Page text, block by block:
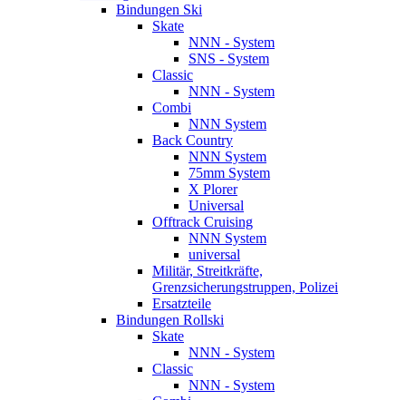
Bindungen Ski
Skate
NNN - System
SNS - System
Classic
NNN - System
Combi
NNN System
Back Country
NNN System
75mm System
X Plorer
Universal
Offtrack Cruising
NNN System
universal
Militär, Streitkräfte,
Grenzsicherungstruppen, Polizei
Ersatzteile
Bindungen Rollski
Skate
NNN - System
Classic
NNN - System